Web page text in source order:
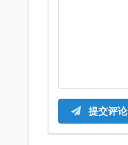
提交评论